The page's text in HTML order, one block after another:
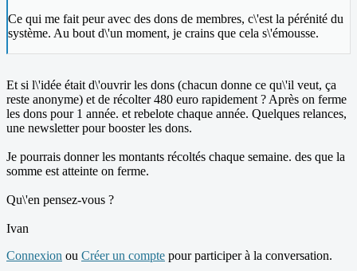
Ce qui me fait peur avec des dons de membres, c\'est la pérénité du
système. Au bout d\'un moment, je crains que cela s\'émousse.
Et si l\'idée était d\'ouvrir les dons (chacun donne ce qu\'il veut, ça
reste anonyme) et de récolter 480 euro rapidement ? Après on ferme
les dons pour 1 année. et rebelote chaque année. Quelques relances,
une newsletter pour booster les dons.
Je pourrais donner les montants récoltés chaque semaine. des que la
somme est atteinte on ferme.
Qu\'en pensez-vous ?
Ivan
Connexion ou Créer un compte pour participer à la conversation.